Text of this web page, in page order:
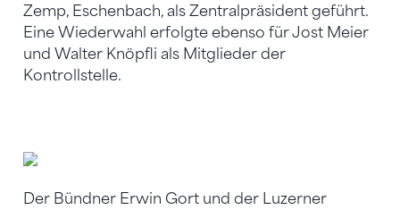
Zemp, Eschenbach, als Zentralpräsident geführt.
Eine Wiederwahl erfolgte ebenso für Jost Meier
und Walter Knöpfli als Mitglieder der
Kontrollstelle.
Der Bündner Erwin Gort und der Luzerner